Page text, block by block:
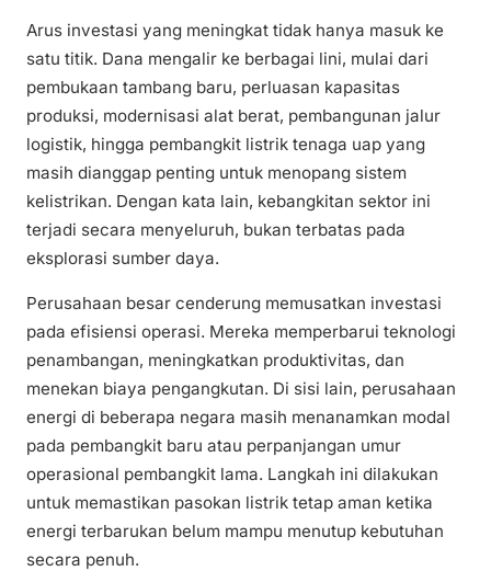
Arus investasi yang meningkat tidak hanya masuk ke
satu titik. Dana mengalir ke berbagai lini, mulai dari
pembukaan tambang baru, perluasan kapasitas
produksi, modernisasi alat berat, pembangunan jalur
logistik, hingga pembangkit listrik tenaga uap yang
masih dianggap penting untuk menopang sistem
kelistrikan. Dengan kata lain, kebangkitan sektor ini
terjadi secara menyeluruh, bukan terbatas pada
eksplorasi sumber daya.
Perusahaan besar cenderung memusatkan investasi
pada efisiensi operasi. Mereka memperbarui teknologi
penambangan, meningkatkan produktivitas, dan
menekan biaya pengangkutan. Di sisi lain, perusahaan
energi di beberapa negara masih menanamkan modal
pada pembangkit baru atau perpanjangan umur
operasional pembangkit lama. Langkah ini dilakukan
untuk memastikan pasokan listrik tetap aman ketika
energi terbarukan belum mampu menutup kebutuhan
secara penuh.